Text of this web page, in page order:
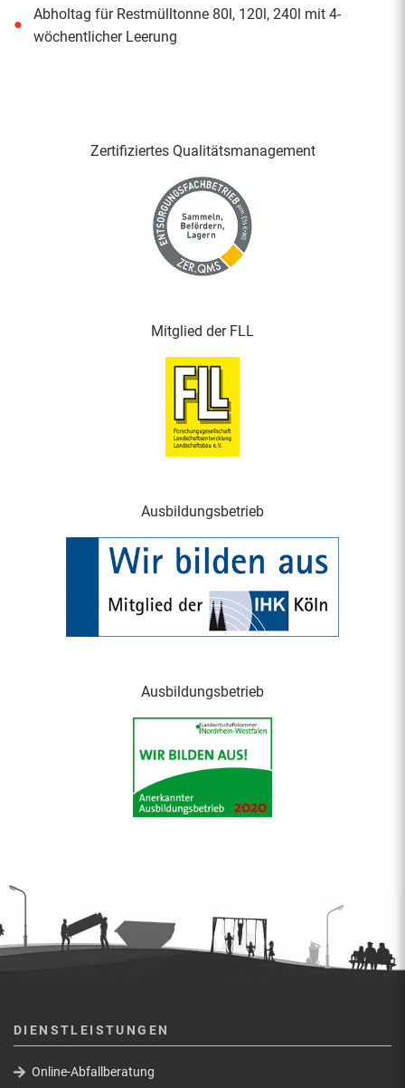
●
Abholtag für Restmülltonne 80l, 120l, 240l mit 4-
wöchentlicher Leerung
Zertifiziertes Qualitäts­management
Mitglied der FLL
Ausbildungsbetrieb
Ausbildungsbetrieb
DIENSTLEISTUNGEN
Online-Abfallberatung